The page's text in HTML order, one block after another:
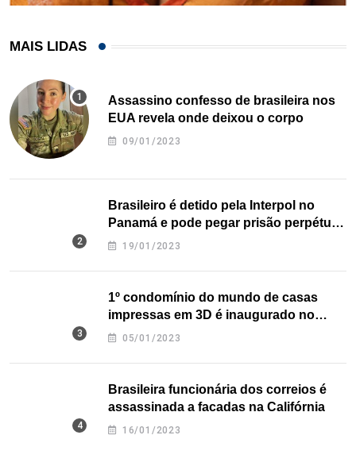
MAIS LIDAS
Assassino confesso de brasileira nos
EUA revela onde deixou o corpo
09/01/2023
Brasileiro é detido pela Interpol no
Panamá e pode pegar prisão perpétua
nos EUA
19/01/2023
1º condomínio do mundo de casas
impressas em 3D é inaugurado no
Texas
05/01/2023
Brasileira funcionária dos correios é
assassinada a facadas na Califórnia
16/01/2023